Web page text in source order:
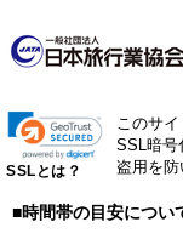
SSLとは？
このサ
SSL暗号
盗用を防
■時間帯の目安につい